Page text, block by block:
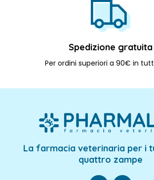
Spedizione gratuita
Per ordini superiori a 90€ in
La farmacia veterinaria per i
quattro zampe